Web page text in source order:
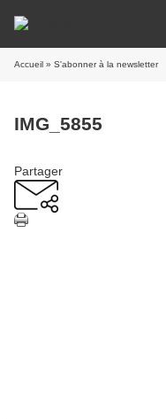
Accueil » S'abonner à la newsletter
IMG_5855
Partager